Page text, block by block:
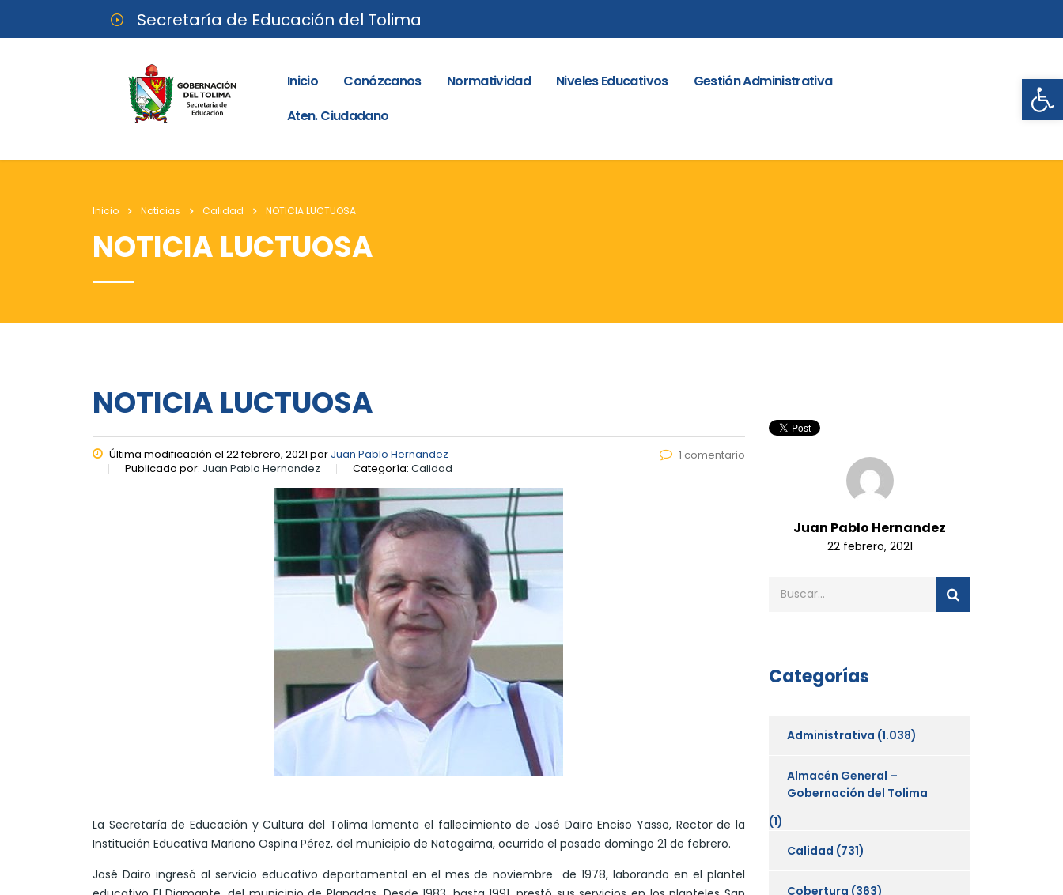
Secretaría de Educación del Tolima
Inicio Conózcanos Normatividad Niveles Educativos
Gestión Administrativa
Aten. Ciudadano
Inicio Noticias Calidad NOTICIA LUCTUOSA
NOTICIA LUCTUOSA
NOTICIA LUCTUOSA
Última modificación el 22 febrero, 2021 por Juan Pablo Hernandez
Publicado por: Juan Pablo Hernandez Categoría: Calidad
1 comentario
La Secretaría de Educación y Cultura del Tolima lamenta el fallecimiento de José Dairo Enciso Yasso, Rector de la
Institución Educativa Mariano Ospina Pérez, del municipio de Natagaima, ocurrida el pasado domingo 21 de febrero.
José Dairo ingresó al servicio educativo departamental en el mes de noviembre de 1978, laborando en el plantel
Juan Pablo Hernandez
22 febrero, 2021
Categorías
Administrativa (1.038)
Almacén General –
Gobernación del Tolima
(1)
Calidad (731)
Cobertura (363)